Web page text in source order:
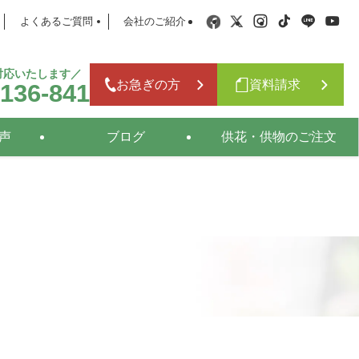
よくあるご質問 会社のご紹介
いたします／
841 お急ぎの方 資料請求
ブログ 供花・供物のご注文